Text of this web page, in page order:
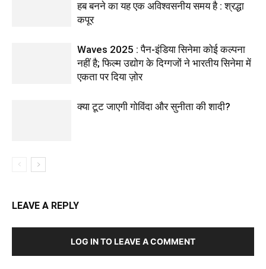
हब बनने का यह एक अविश्वसनीय समय है : श्रद्धा
कपूर
Waves 2025 : पैन-इंडिया सिनेमा कोई कल्पना
नहीं है; फिल्म उद्योग के दिग्गजों ने भारतीय सिनेमा में
एकता पर दिया ज़ोर
क्या टूट जाएगी गोविंदा और सुनीता की शादी?
LEAVE A REPLY
LOG IN TO LEAVE A COMMENT